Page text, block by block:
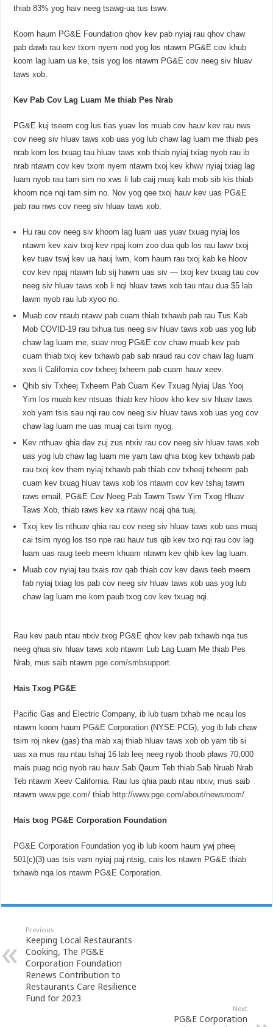
thiab 83% yog haiv neeg tsawg-ua tus tswv.
Koom haum PG&E Foundation qhov kev pab nyiaj rau qhov chaw
pab dawb rau kev txom nyem nod yog los ntawm PG&E cov khub
koom lag luam ua ke, tsis yog los ntawm PG&E cov neeg siv hluav
taws xob.
Kev Pab Cov Lag Luam Me thiab Pes Nrab
PG&E kuj tseem cog lus tias yuav los muab cov hauv kev rau nws
cov neeg siv hluav taws xob uas yog lub chaw lag luam me thiab pes
nrab kom los txuag tau hluav taws xob thiab nyiaj txiag nyob rau ib
nrab ntawm cov kev txom nyem ntawm txoj kev khwv nyiaj txiag lag
luam nyob rau tam sim no xws li lub caij muaj kab mob sib kis thiab
khoom nce nqi tam sim no. Nov yog qee txoj hauv kev uas PG&E
pab rau nws cov neeg siv hluav taws xob:
Hu rau cov neeg siv khoom lag luam uas yuav txuag nyiaj los
ntawm kev xaiv txoj kev npaj kom zoo dua qub los rau lawv txoj
kev tuav tswj kev ua hauj lwm, kom haum rau txoj kab ke hloov
cov kev npaj ntawm lub sij hawm uas siv — txoj kev txuag tau cov
neeg siv hluav taws xob li nqi hluav taws xob tau ntau dua $5 lab
lawm nyob rau lub xyoo no.
Muab cov ntaub ntawv pab cuam thiab txhawb pab rau Tus Kab
Mob COVID-19 rau txhua tus neeg siv hluav taws xob uas yog lub
chaw lag luam me, suav nrog PG&E cov chaw muab kev pab
cuam thiab txoj kev txhawb pab sab nraud rau cov chaw lag luam
xws li California cov txheej txheem pab cuam hauv xeev.
Qhib siv Txheej Txheem Pab Cuam Kev Txuag Nyiaj Uas Yooj
Yim los muab kev ntsuas thiab kev hloov kho kev siv hluav taws
xob yam tsis sau nqi rau cov neeg siv hluav taws xob uas yog cov
chaw lag luam me uas muaj cai tsim nyog.
Kev nthuav qhia dav zuj zus ntxiv rau cov neeg siv hluav taws xob
uas yog lub chaw lag luam me yam taw qhia txog kev txhawb pab
rau txoj kev them nyiaj txhawb pab thiab cov txheej txheem pab
cuam kev txuag hluav taws xob los ntawm cov kev tshaj tawm
raws email, PG&E Cov Neeg Pab Tawm Tswv Yim Txog Hluav
Taws Xob, thiab raws kev xa ntawv ncaj qha tuaj.
Txoj kev lis nthuav qhia rau cov neeg siv hluav taws xob uas muaj
cai tsim nyog los tso npe rau hauv tus qib kev txo nqi rau cov lag
luam uas raug teeb meem khuam ntawm kev qhib kev lag luam.
Muab cov nyiaj tau txais rov qab thiab cov kev daws teeb meem
fab nyiaj txiag los pab cov neeg siv hluav taws xob uas yog lub
chaw lag luam me kom paub txog cov kev txuag nqi.
Rau kev paub ntau ntxiv txog PG&E qhov kev pab txhawb nqa tus
neeg qhua siv hluav taws xob ntawm Lub Lag Luam Me thiab Pes
Nrab, mus saib ntawmpge.com/smbsupport.
Hais Txog PG&E
Pacific Gas and Electric Company, ib lub tuam txhab me ncau los
ntawm koom haum PG&E Corporation (NYSE:PCG), yog ib lub chaw
tsim roj nkev (gas) tha mab xaj thiab hluav taws xob ob yam tib si
uas xa mus rau ntau tshaj 16 lab leej neeg nyob thoob plaws 70,000
mais puag ncig nyob rau hauv Sab Qaum Teb thiab Sab Nruab Nrab
Teb ntawm Xeev California. Rau lus qhia paub ntau ntxiv, mus saib
ntawmwww.pge.com/ thiab http://www.pge.com/about/newsroom/.
Hais txog PG&E Corporation Foundation
PG&E Corporation Foundation yog ib lub koom haum ywj pheej
501(c)(3) uas tsis vam nyiaj paj ntsig, cais los ntawm PG&E thiab
txhawb nqa los ntawm PG&E Corporation.
Previous
Keeping Local Restaurants
Cooking, The PG&E
Corporation Foundation
Renews Contribution to
Restaurants Care Resilience
Fund for 2023
Next
PG&E Corporation